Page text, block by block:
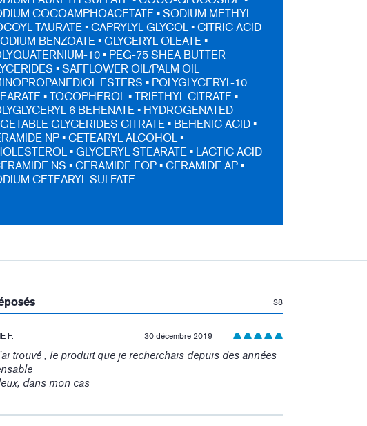
COCOAMPHOACETATE • SODIUM METHYL
TAURATE • CAPRYLYL GLYCOL • CITRIC ACID
BENZOATE • GLYCERYL OLEATE •
10 • PEG-75 SHEA BUTTER
• SAFFLOWER OIL/PALM OIL
ESTERS • POLYGLYCERYL-10
• TOCOPHEROL • TRIETHYL CITRATE •
6 BEHENATE • HYDROGENATED
GLYCERIDES CITRATE • BEHENIC ACID •
NP • CETEARYL ALCOHOL •
• GLYCERYL STEARATE • LACTIC ACID
NS • CERAMIDE EOP • CERAMIDE AP •
CETEARYL SULFATE.
: 38
F. 30 décembre 2019
trouvé , le produit que je recherchais depuis des années
dans mon cas